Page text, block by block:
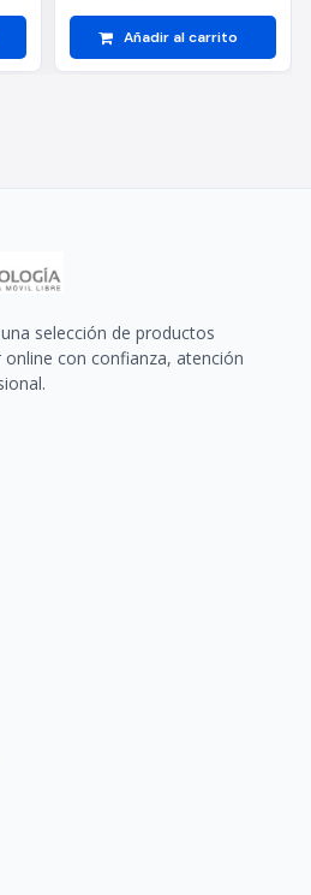
Añadir al carrito
selección de productos
con confianza, atención